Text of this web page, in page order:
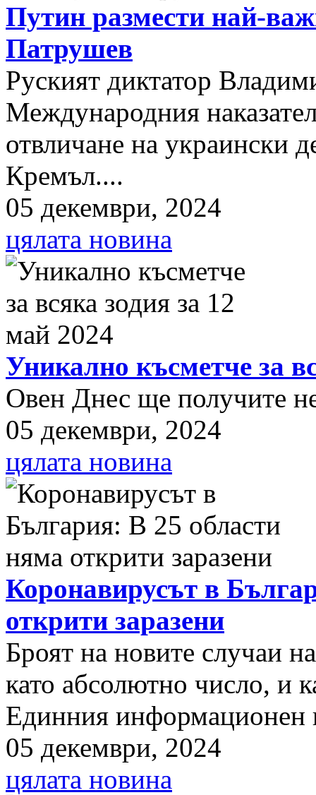
Путин размести най-
Патрушев
Руският диктатор
Международния
отвличане на украински
Кремъл....
05 декември, 2024
цялата новина
Уникално късметче за
Овен Днес ще получите
05 декември, 2024
цялата новина
Коронавирусът в
открити заразени
Броят на новите случаи
като абсолютно число, и
Единния информационен
05 декември, 2024
цялата новина